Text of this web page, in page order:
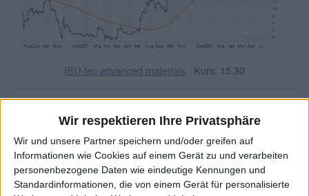
Wir respektieren Ihre Privatsphäre
Wir und unsere Partner speichern und/oder greifen auf
Informationen wie Cookies auf einem Gerät zu und verarbeiten
personenbezogene Daten wie eindeutige Kennungen und
Standardinformationen, die von einem Gerät für personalisierte
IBU-tec advanced materials Kurs: 15,30
Fundamentale Kennzahlen
Die wichtigsten Finanzdaten auf
Blick
2020
2021 2022 2023 2024
2025